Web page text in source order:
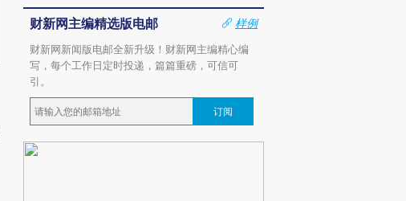
财新网主编精选版电邮
样例
财新网新闻版电邮全新升级！财新网主编精心编
写，每个工作日定时投递，篇篇重磅，可信可
引。
订阅